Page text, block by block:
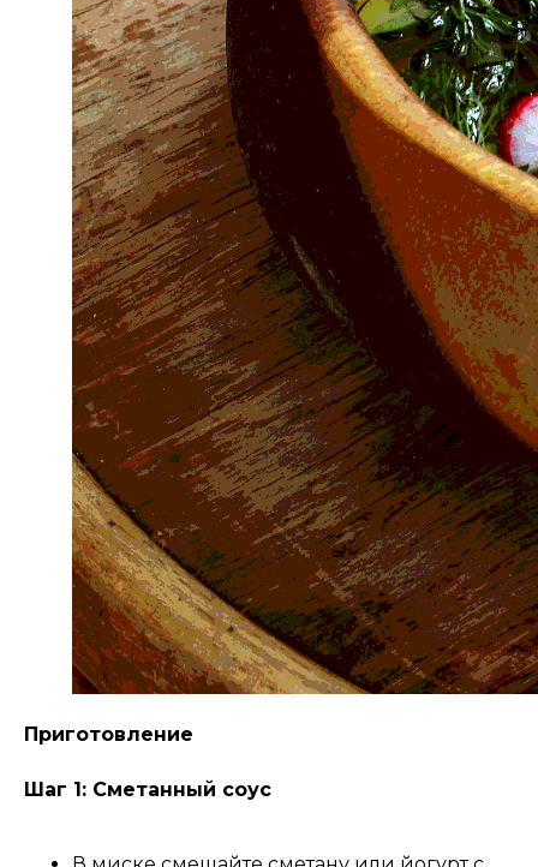
Приготовление
Шаг 1: Сметанный соус